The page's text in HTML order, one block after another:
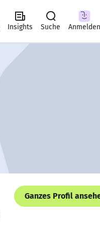
Insights Suche Anmelden
Ganzes Profil